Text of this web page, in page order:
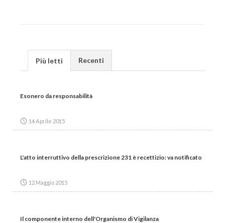
Più letti Recenti
Esonero da responsabilità
14 Aprile 2015
L'atto interruttivo della prescrizione 231 è recettizio: va notificato
12 Maggio 2015
Il componente interno dell'Organismo di Vigilanza